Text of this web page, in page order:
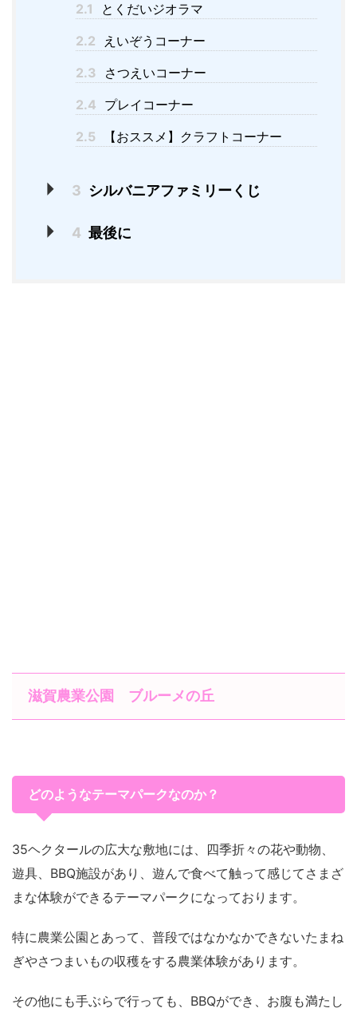
2.1
とくだいジオラマ
2.2
えいぞうコーナー
2.3
さつえいコーナー
2.4 プレイコーナー
2.5
【おススメ】クラフトコーナー
3 シルバニアファミリーくじ
4 最後に
滋賀農業公園 ブルーメの丘
どのようなテーマパークなのか？
35ヘクタールの広大な敷地には、四季折々の花や動物、
遊具、BBQ施設があり、遊んで食べて触って感じてさまざ
まな体験ができるテーマパークになっております。
特に農業公園とあって、普段ではなかなかできないたまね
ぎやさつまいもの収穫をする農業体験があります。
その他にも手ぶらで行っても、BBQができ、お腹も満たし